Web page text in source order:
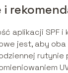
i
aplikacji SPF
jest, aby
rutynie